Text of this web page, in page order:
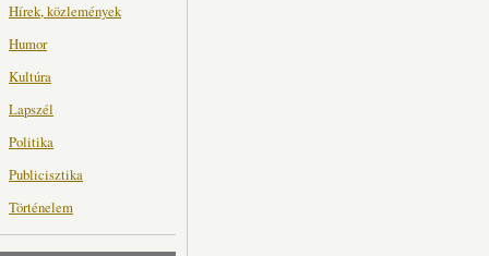
Hírek, közlemények
Humor
Kultúra
Lapszél
Politika
Publicisztika
Történelem